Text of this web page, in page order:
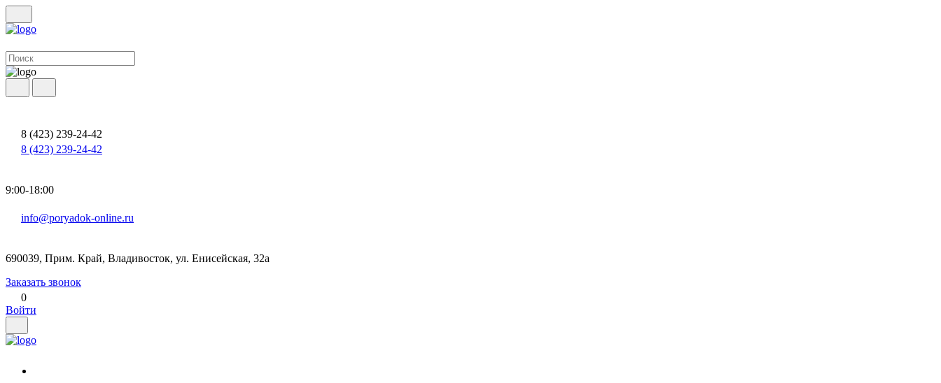
8 (423) 239-24-42
8 (423) 239-24-42
9:00-18:00
info@poryadok-online.ru
690039, Прим. Край, Владивосток, ул. Енисейская, 32а
Заказать звонок
0
Войти